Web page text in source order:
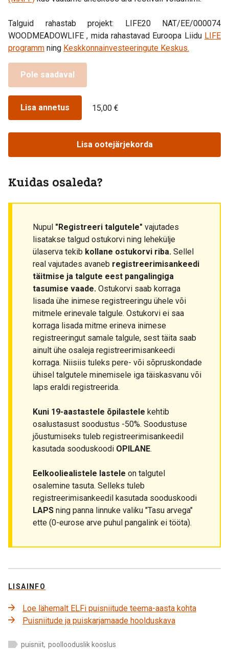
Talguid rahastab projekt: LIFE20 NAT/EE/000074
WOODMEADOWLIFE , mida rahastavad Euroopa Liidu LIFE
programm ning Keskkonnainvesteeringute Keskus.
Pole saadaval
Lisa annetus 15,00 €
Lisa ootejärjekorda
Kuidas osaleda?
Nupul "Registreeri talgutele" vajutades
lisatakse talgud ostukorvi ning lehekülje
ülaserva tekib kollane ostukorvi riba. Sellel
real vajutades avaneb registreerimisankeedi
täitmise ja talgute eest pangalingiga
tasumise vaade. Ostukorvi saab korraga
lisada ühe inimese registreeringu ühele või
mitmele erinevale talgule. Ostukorvi ei saa
korraga lisada mitme erineva inimese
registreeringut samale talgule, sest täita saab
ainult ühe osaleja registreerimisankeedi
korraga. Niisiis tuleks pere- või sõpruskondade
ühisel talgutele minemisele iga täiskasvanu või
laps eraldi registreerida.
Kuni 19-aastastele õpilastele kehtib
osalustasust soodustus -50%. Soodustuse
jõustumiseks tuleb registreerimisankeedil
kasutada sooduskoodi OPILANE.
Eelkooliealistele lastele on talgutel
osalemine tasuta. Selleks tuleb
registreerimisankeedil kasutada sooduskoodi
LAPS ning panna linnuke valiku "Tasu arvega"
ette (0-eurose arve puhul pangalink ei tööta).
LISAINFO
Loe lähemalt ELFi puisniitude teema-aasta kohta
Puisniitude ja puiskarjamaade hoolduskava
puisniit, poollooduslik kooslus